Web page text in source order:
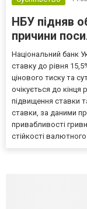
НБУ підняв
причини
Національний банк
ставку до рівня
цінового тиску та
очікується до
підвищення ставки
ставки, за даними
привабливості
стійкості